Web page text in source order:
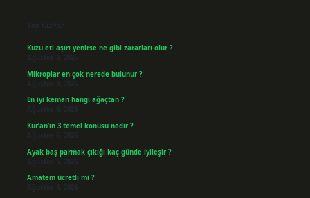
Son Yazılar
Kuzu eti aşırı yenirse ne gibi zararları olur ?
Ağustos 8, 2026
Mikroplar en çok nerede bulunur ?
Ağustos 8, 2026
En iyi keman hangi ağaçtan ?
Ağustos 6, 2026
Kur’an’ın 3 temel konusu nedir ?
Ağustos 6, 2026
Ayak baş parmak çıkığı kaç günde iyileşir ?
Ağustos 5, 2026
Amatem ücretli mi ?
Ağustos 4, 2026